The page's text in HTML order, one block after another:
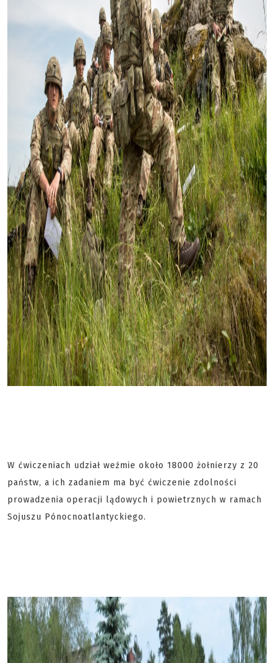
W ćwiczeniach udział weźmie około 18000 żołnierzy z 20
państw, a ich zadaniem ma być ćwiczenie zdolności
prowadzenia operacji lądowych i powietrznych w ramach
Sojuszu Pónocnoatlantyckiego.